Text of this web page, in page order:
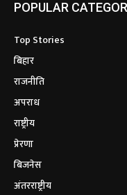
POPULAR
Top Stories
बिहार
राजनीति
अपराध
राष्ट्रीय
प्रेरणा
बिजनेस
अंतरराष्ट्रीय